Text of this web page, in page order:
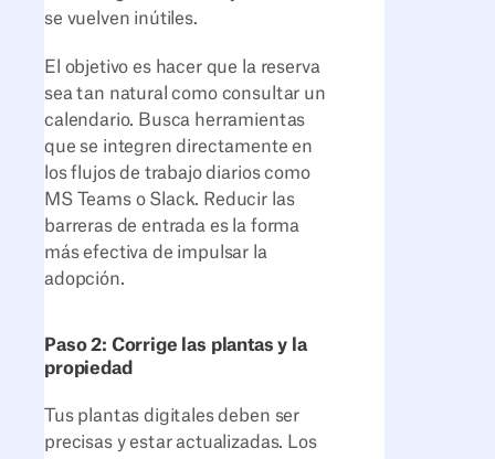
se vuelven inútiles.
El objetivo es hacer que la reserva
sea tan natural como consultar un
calendario. Busca herramientas
que se integren directamente en
los flujos de trabajo diarios como
MS Teams o Slack. Reducir las
barreras de entrada es la forma
más efectiva de impulsar la
adopción.
Paso 2: Corrige las plantas y la
propiedad
Tus plantas digitales deben ser
precisas y estar actualizadas. Los